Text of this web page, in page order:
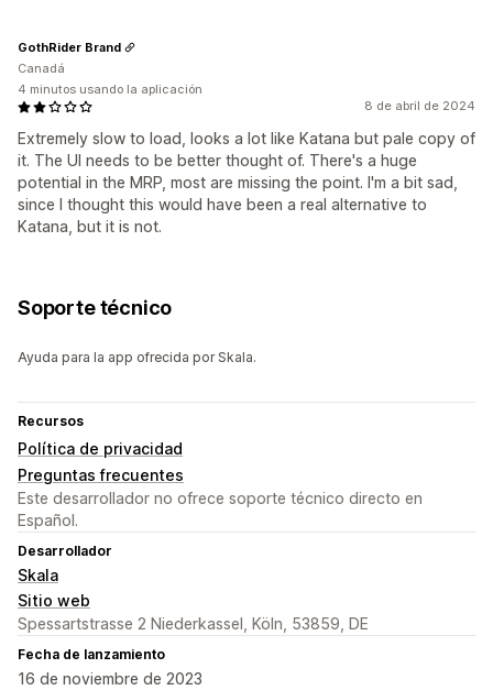
8 de abril de 2024
Extremely slow to load, looks a lot like Katana but pale copy of
it. The UI needs to be better thought of. There's a huge
potential in the MRP, most are missing the point. I'm a bit sad,
since I thought this would have been a real alternative to
Katana, but it is not.
GothRider Brand
Canadá
4 minutos usando la aplicación
Soporte técnico
Ayuda para la app ofrecida por Skala.
Recursos
Política de privacidad
Preguntas frecuentes
Este desarrollador no ofrece soporte técnico directo en
Español.
Desarrollador
Skala
Sitio web
Spessartstrasse 2 Niederkassel, Köln, 53859, DE
Fecha de lanzamiento
16 de noviembre de 2023